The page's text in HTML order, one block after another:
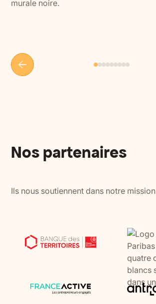
Nos partenaires
Ils nous soutiennent dans notre mission